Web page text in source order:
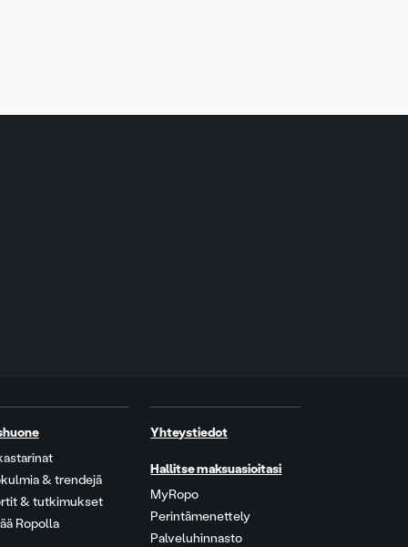
& trendejä
& tutkimukset
Ropolla
Yhteystiedot
Hallitse maksuasioitasi
MyRopo
Perintämenettely
Palveluhinnasto